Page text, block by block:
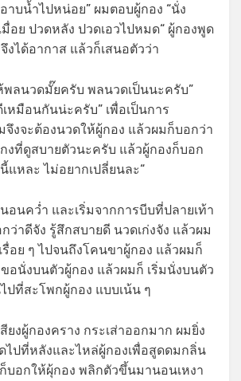
าบน้ำไปหน่อย” ผมตอบผู้กอง “นั่ง
อย ปวดหลัง ปวดเอวไปหมด“ ผู้กองพูด
งได้อากาส แล้วก็เสนอตัวว่า
พลนวดมั๊ยครับ พลนวดเป็นนะครับ”
เหมือนกันน่ะครับ” เพื่อเป็นการ
งจะต้องนวดให้ผู้กอง แล้วผมก็บอกว่า
กงที่ดูสบายตัวนะครับ แล้วผู้กองก็บอก
นี้แหละ ไม่อยากเปลี่ยนละ“
อนคว่ำ และเริ่มจากการบีบที่ปลายเท้า
ว่าดีจัง รู้สึกสบายดี นวดเก่งจัง แล้วผม
รื่อย ๆ ไปจนถึงโคนขาผู้กอง แล้วผมก็
อนั่งบนตัวผู้กอง แล้วผมก็ เริ่มนั่งบนตัว
ปที่สะโพกผู้กอง แบบเน้น ๆ
ยงผู้กองคราง กระเส่าออกมาก ผมยิ่ง
ไปที่หลังและไหล่ผู้กองเพื่อสูดดมกลิ่น
บอกให้ผุ้กอง พลิกตัวขึ้นมานอนเหงา